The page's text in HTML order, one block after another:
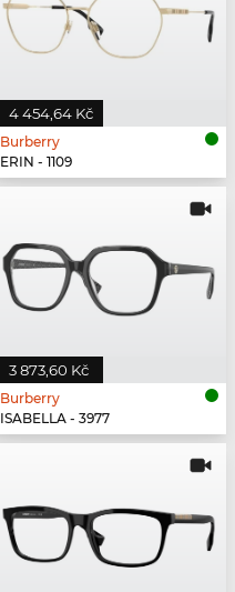
4 454,64 Kč
Burberry
ERIN - 1109
3 873,60 Kč
Burberry
ISABELLA - 3977